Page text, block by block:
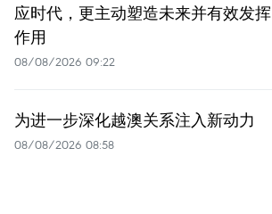
应时代，更主动塑造未来并有效发挥
作用
08/08/2026 09:22
为进一步深化越澳关系注入新动力
08/08/2026 08:58